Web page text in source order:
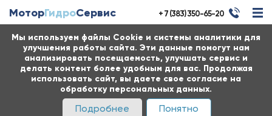
Мы используем файлы Cookie и системы аналитики для
улучшения работы сайта. Эти данные помогут нам
анализировать посещаемость, улучшать сервис и
делать контент более удобным для вас. Продолжая
использовать сайт, вы даете свое согласие на
обработку персональных данных.
Подробнее Понятно
МоторГидроСервис + 7 (383) 350-65-20